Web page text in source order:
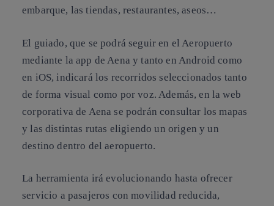
embarque, las tiendas, restaurantes, aseos…
El guiado, que se podrá seguir en el Aeropuerto
mediante la app de Aena y tanto en Android como
en iOS, indicará los recorridos seleccionados tanto
de forma visual como por voz. Además, en la web
corporativa de Aena se podrán consultar los mapas
y las distintas rutas eligiendo un origen y un
destino dentro del aeropuerto.
La herramienta irá evolucionando hasta ofrecer
servicio a pasajeros con movilidad reducida,